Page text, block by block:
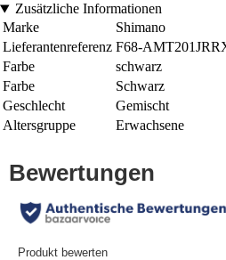
Zusätzliche Informationen
Marke
Shimano
Lieferantenreferenz F68-
Farbe
schwarz
Farbe
Schwarz
Geschlecht
Gemischt
Altersgruppe
Erwachsene